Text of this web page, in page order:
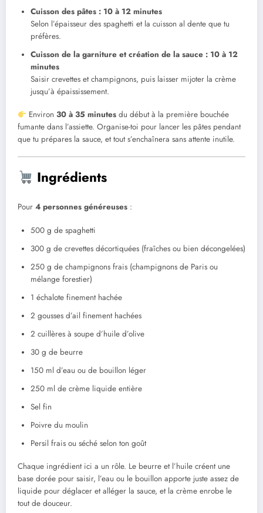
Cuisson des pâtes : 10 à 12 minutes
Selon l’épaisseur des spaghetti et la cuisson al dente que tu
préfères.
Cuisson de la garniture et création de la sauce : 10 à 12
minutes
Saisir crevettes et champignons, puis laisser mijoter la crème
jusqu’à épaississement.
Environ30 à 35 minutes du début à la première bouchée
fumante dans l’assiette. Organise-toi pour lancer les pâtes pendant
que tu prépares la sauce, et tout s’enchaînera sans attente inutile.
Ingrédients
Pour 4 personnes généreuses :
500 g de spaghetti
300 g de crevettes décortiquées (fraîches ou bien décongelées)
250 g de champignons frais (champignons de Paris ou
mélange forestier)
1 échalote finement hachée
2 gousses d’ail finement hachées
2 cuillères à soupe d’huile d’olive
30 g de beurre
150 ml d’eau ou de bouillon léger
250 ml de crème liquide entière
Sel fin
Poivre du moulin
Persil frais ou séché selon ton goût
Chaque ingrédient ici a un rôle. Le beurre et l’huile créent une
base dorée pour saisir, l’eau ou le bouillon apporte juste assez de
liquide pour déglacer et alléger la sauce, et la crème enrobe le
tout de douceur.